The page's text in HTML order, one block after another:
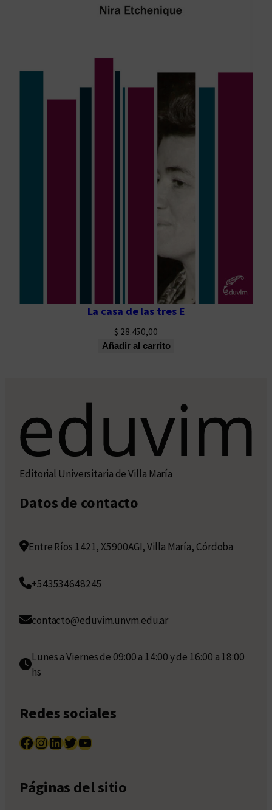
La casa de las tres E
$ 28.450,00
Añadir al carrito
Editorial Universitaria de Villa María
Datos de contacto
Entre Ríos 1421, X5900AGI, Villa María, Córdoba
+543534648245
contacto@eduvim.unvm.edu.ar
Lunes a Viernes de 09:00 a 14:00 y de 16:00 a 18:00
hs
Redes sociales
Facebook InstagramLinkedIn Twitter YouTube
Páginas del sitio